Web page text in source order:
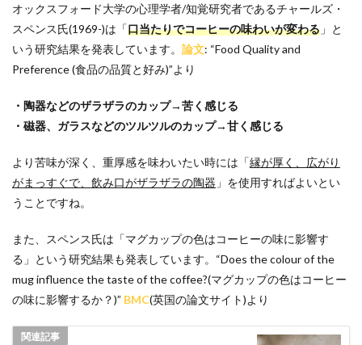
オックスフォード大学の心理学者/知覚研究者であるチャールズ・
スペンス氏(1969-)は「口当たりでコーヒーの味わいが変わる 」と
いう研究結果を発表しています。 論文: “Food Quality and
Preference (食品の品質と好み)”より
・陶器などのザラザラのカップ→苦く感じる
・磁器、ガラスなどのツルツルのカップ→甘く感じる
より苦味が深く、重厚感を味わいたい時には「縁が厚く、広がり
がまっすぐで、飲み口がザラザラの陶器 」を使用すればよいとい
うことですね。
また、スペンス氏は「マグカップの色はコーヒーの味に影響す
る」という研究結果も発表しています。“Does the colour of the
mug influence the taste of the coffee?(マグカップの色はコーヒー
の味に影響するか？)” BMC(英国の論文サイト)より
関連記事